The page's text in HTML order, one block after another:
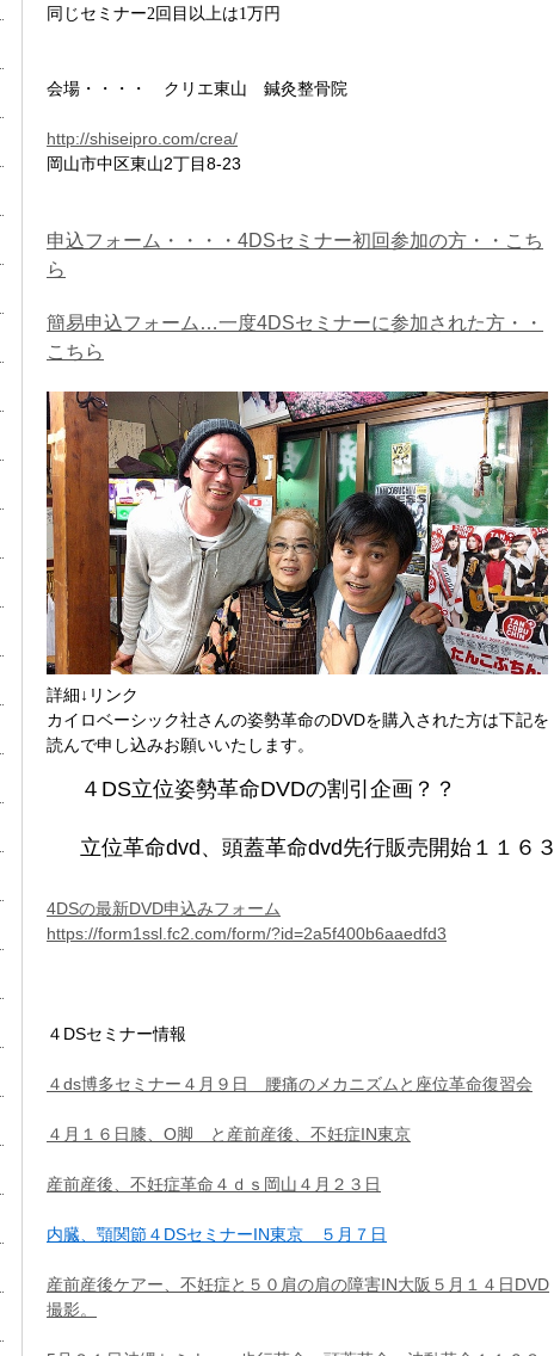
同じセミナー2回目以上は1万円
会場・・・・ クリエ東山 鍼灸整骨院
http://shiseipro.com/crea/
岡山市中区東山2丁目8-23
申込フォーム・・・・4DSセミナー初回参加の方・・こち
ら
簡易申込フォーム…一度4DSセミナーに参加された方・・
こちら
詳細↓リンク
カイロベーシック社さんの姿勢革命のDVDを購入された方は下記を
読んで申し込みお願いいたします。
４DS立位姿勢革命DVDの割引企画？？
立位革命dvd、頭蓋革命dvd先行販売開始１１６３
4DSの最新DVD申込みフ ォー ム
https://form1ssl.fc2.com/form/?id=2a5f400b6aaedfd3
４DSセミナー情報
４ds博多セミナー４月９日 腰痛のメカニズムと座位革命復習会
４月１６日膝、O脚 と産前産後、不妊症IN東京
産前産後、不妊症革命４ｄｓ岡山４月２３日
内臓、顎関節４DSセミナーIN東京 ５月７日
産前産後ケアー、不妊症と５０肩の肩の障害IN大阪５月１４日DVD
撮影。